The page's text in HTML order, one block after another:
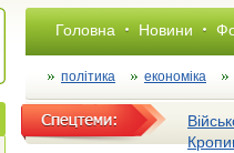
Головна Новини
політика економіка